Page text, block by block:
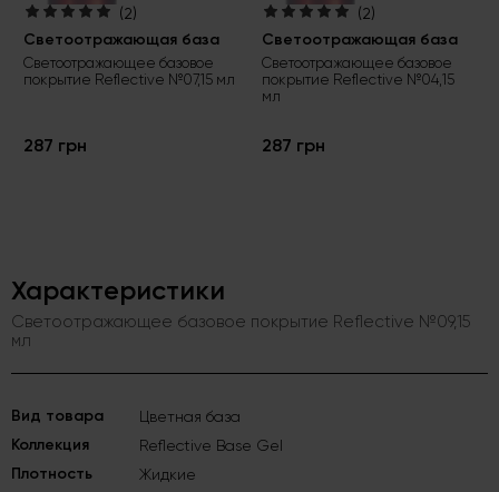
(2)
Светоотражающая база
Светоотражающее базовое
покрытие Reflective №07,15 мл
287 грн
(2)
Светоотражающая база
Светоотражающее базовое
покрытие Reflective №04,15
мл
287 грн
Характеристики
Светоотражающее базовое покрытие Reflective №09,15
мл
Вид товара Цветная база
Коллекция Reflective Base Gel
Плотность Жидкие